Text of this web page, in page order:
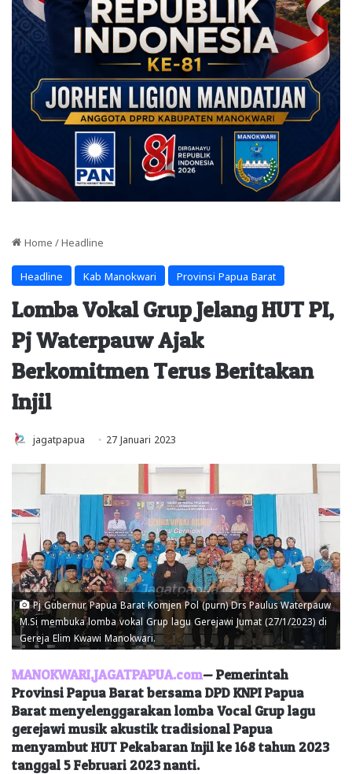
Home / Headline
Headline Kab Manokwari Provinsi Papua Barat
Lomba Vokal Grup Jelang HUT PI,
Pj Waterpauw Ajak
Berkomitmen Terus Beritakan
Injil
jagatpapua 27 Januari 2023
Pj Gubernur Papua Barat Komjen Pol (purn) Drs Paulus Waterpauw
M.Si membuka lomba vokal Grup lagu Gerejawi Jumat (27/1/2023) di
Gereja Elim Kwawi Manokwari.
MANOKWARI,JAGATPAPUA.com— Pemerintah
Provinsi Papua Barat bersama DPD KNPI Papua
Barat menyelenggarakan lomba Vocal Grup lagu
gerejawi musik akustik tradisional Papua
menyambut HUT Pekabaran Injil ke 168 tahun 2023
tanggal 5 Februari 2023 nanti.